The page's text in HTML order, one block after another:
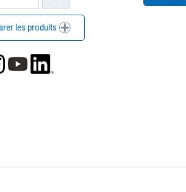
les produits